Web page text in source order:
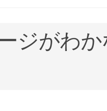
ジがわ